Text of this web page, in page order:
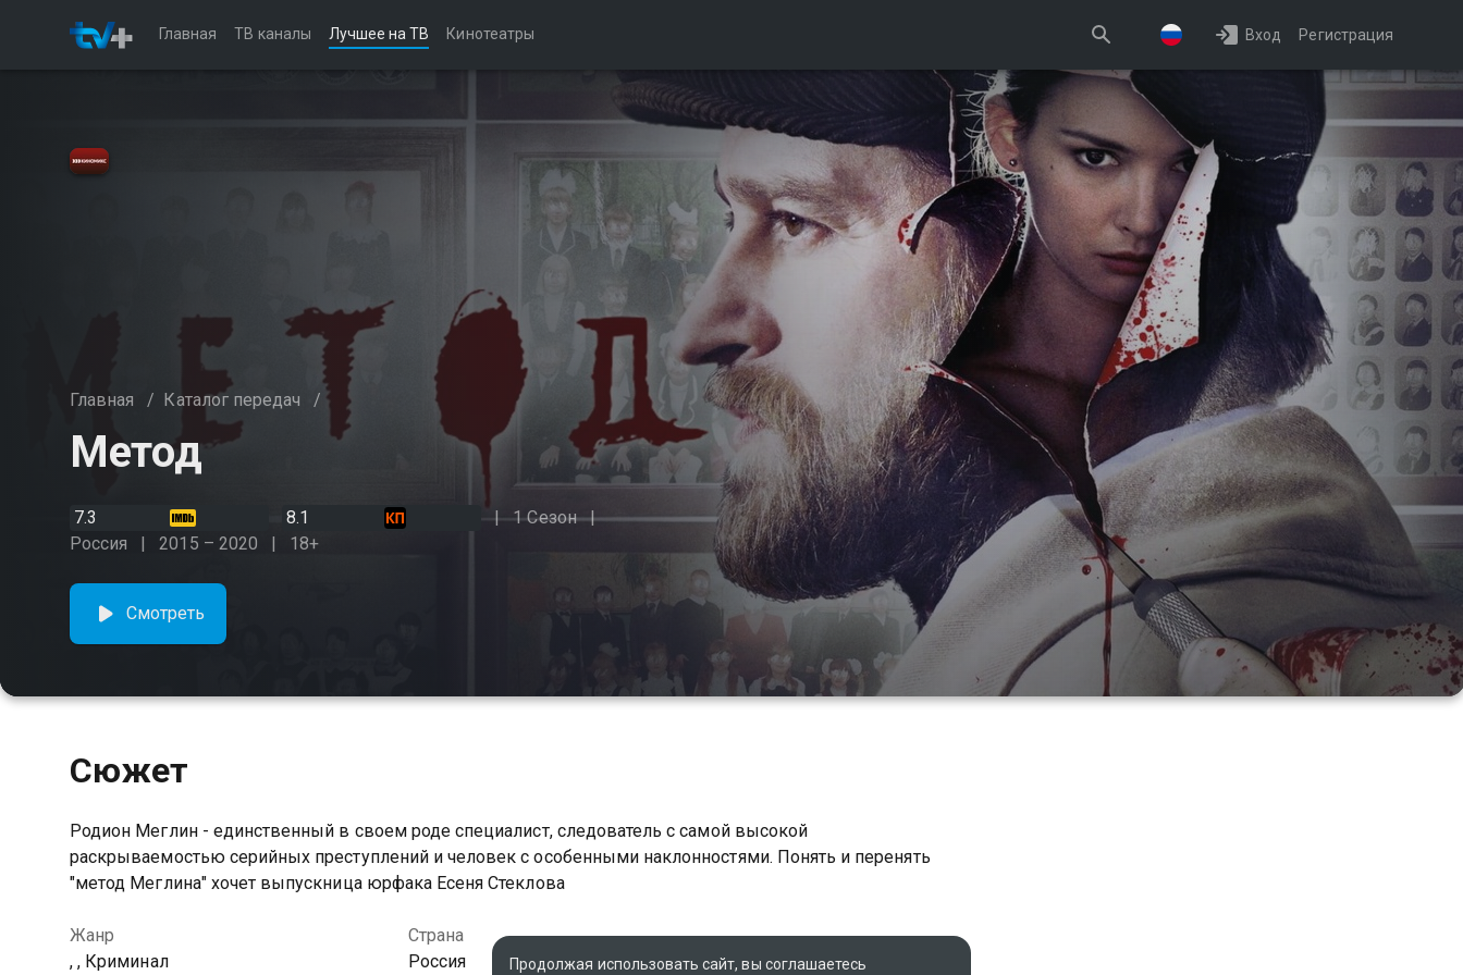
Главная ТВ каналы Лучшее на ТВ Кинотеатры Вход Регистрация
Главная / Каталог передач /
Метод
7.3 8.1
1 Сезон
Россия
2015 – 2020 18+
Смотреть
Сюжет
Родион Меглин - единственный в своем роде специалист, следователь с самой высокой
раскрываемостью серийных преступлений и человек с особенными наклонностями. Понять и перенять
"метод Меглина" хочет выпускница юрфака Есеня Стеклова
Жанр
, , Криминал
Страна
Россия
Продолжая использовать сайт, вы соглашаетесь